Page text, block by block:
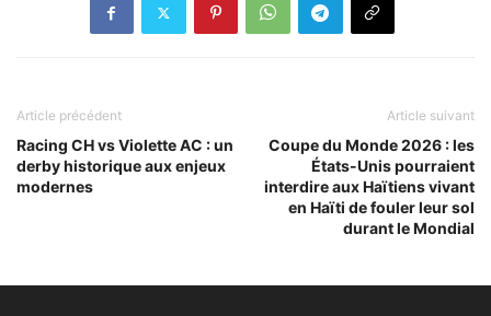
Article précédent
Racing CH vs Violette AC : un
derby historique aux enjeux
modernes
Article suivant
Coupe du Monde 2026 : les
États-Unis pourraient
interdire aux Haïtiens vivant
en Haïti de fouler leur sol
durant le Mondial